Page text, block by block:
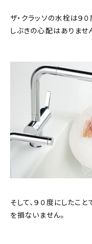
ザ・クラッソの水栓は９
しぶきの心配はありませ
そして、９０度にしたこ
を損ないません。